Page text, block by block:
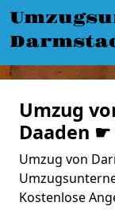
Umzug
Daaden
Umzug von
Kostenlose